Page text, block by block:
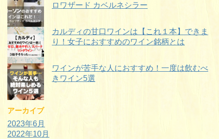
ロワザード カベルネシラー
カルディの甘口ワインは【これ１本】できま
り！女子におすすめのワイン銘柄とは
ワインが苦手な人におすすめ！一度は飲むべ
きワイン5選
アーカイブ
2023年6月
2022年10月